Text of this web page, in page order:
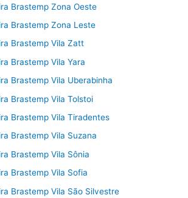
Brastemp Zona Oeste
Brastemp Zona Leste
Brastemp Vila Zatt
Brastemp Vila Yara
Brastemp Vila Uberabinha
Brastemp Vila Tolstoi
Brastemp Vila Tiradentes
Brastemp Vila Suzana
Brastemp Vila Sônia
Brastemp Vila Sofia
Brastemp Vila São Silvestre